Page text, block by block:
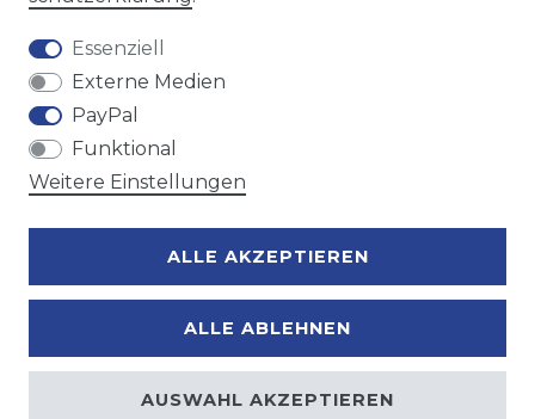
Essenziell
Externe Medien
PayPal
Funktional
Weitere Einstellungen
ALLE AKZEPTIEREN
ALLE ABLEHNEN
AUSWAHL AKZEPTIEREN